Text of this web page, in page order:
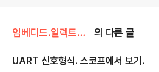
임베디드.일렉트로닉스 의 다른 글
UART 신호형식. 스코프에서 보기.